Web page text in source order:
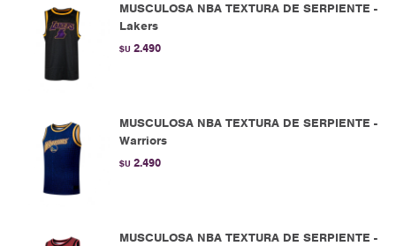
MUSCULOSA NBA TEXTURA DE SERPIENTE -
Lakers
$U 2.490
MUSCULOSA NBA TEXTURA DE SERPIENTE -
Warriors
$U 2.490
MUSCULOSA NBA TEXTURA DE SERPIENTE -